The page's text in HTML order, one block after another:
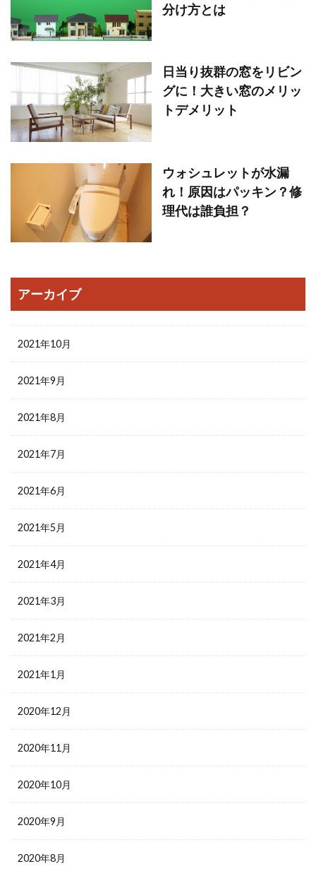
分け方とは
日当り抜群の窓をリビン
グに！大きい窓のメリッ
トデメリット
ウォシュレットが水漏
れ！原因はパッキン？修
理代は誰負担？
アーカイブ
2021年10月
2021年9月
2021年8月
2021年7月
2021年6月
2021年5月
2021年4月
2021年3月
2021年2月
2021年1月
2020年12月
2020年11月
2020年10月
2020年9月
2020年8月